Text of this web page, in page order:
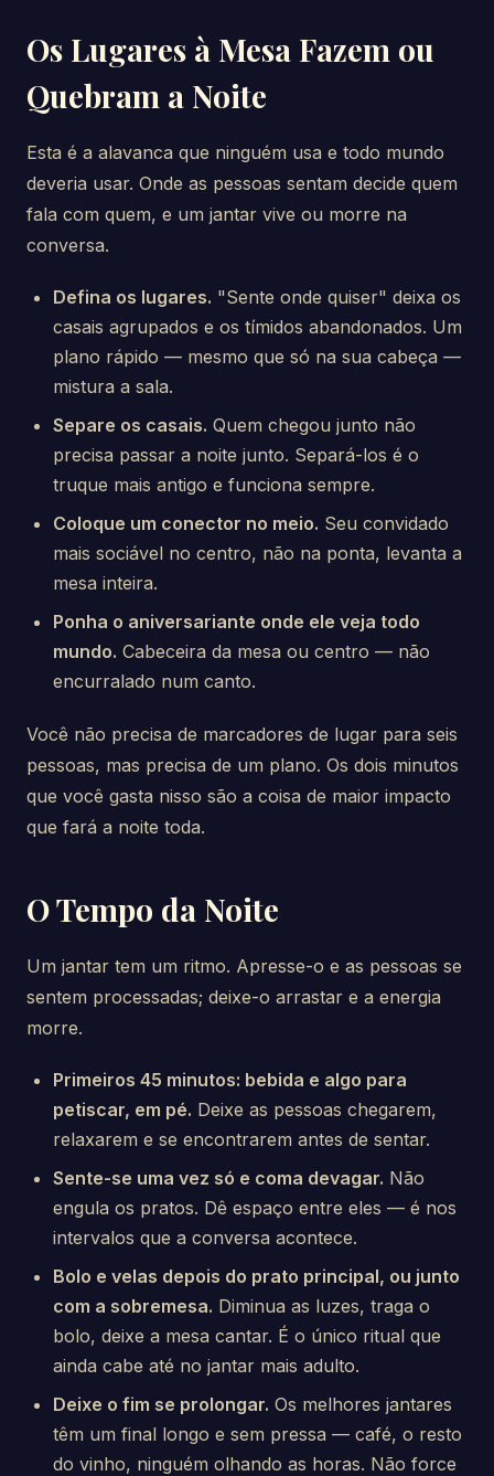
Os Lugares à Mesa Fazem ou
Quebram a Noite
Esta é a alavanca que ninguém usa e todo mundo
deveria usar. Onde as pessoas sentam decide quem
fala com quem, e um jantar vive ou morre na
conversa.
Defina os lugares. "Sente onde quiser" deixa os
casais agrupados e os tímidos abandonados. Um
plano rápido — mesmo que só na sua cabeça —
mistura a sala.
Separe os casais. Quem chegou junto não
precisa passar a noite junto. Separá-los é o
truque mais antigo e funciona sempre.
Coloque um conector no meio. Seu convidado
mais sociável no centro, não na ponta, levanta a
mesa inteira.
Ponha o aniversariante onde ele veja todo
mundo. Cabeceira da mesa ou centro — não
encurralado num canto.
Você não precisa de marcadores de lugar para seis
pessoas, mas precisa de um plano. Os dois minutos
que você gasta nisso são a coisa de maior impacto
que fará a noite toda.
O Tempo da Noite
Um jantar tem um ritmo. Apresse-o e as pessoas se
sentem processadas; deixe-o arrastar e a energia
morre.
Primeiros 45 minutos: bebida e algo para
petiscar, em pé. Deixe as pessoas chegarem,
relaxarem e se encontrarem antes de sentar.
Sente-se uma vez só e coma devagar. Não
engula os pratos. Dê espaço entre eles — é nos
intervalos que a conversa acontece.
Bolo e velas depois do prato principal, ou junto
com a sobremesa. Diminua as luzes, traga o
bolo, deixe a mesa cantar. É o único ritual que
ainda cabe até no jantar mais adulto.
Deixe o fim se prolongar. Os melhores jantares
têm um final longo e sem pressa — café, o resto
do vinho, ninguém olhando as horas. Não force